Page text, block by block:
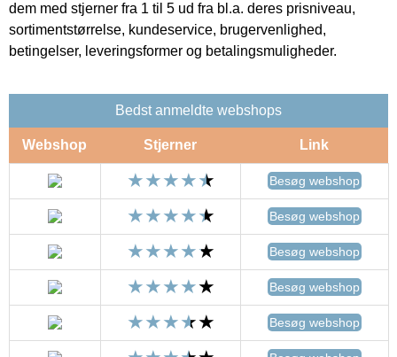
dem med stjerner fra 1 til 5 ud fra bl.a. deres prisniveau,
sortimentstørrelse, kundeservice, brugervenlighed,
betingelser, leveringsformer og betalingsmuligheder.
Bedst anmeldte webshops
Webshop Stjerner Link
Besøg webshop
Besøg webshop
Besøg webshop
Besøg webshop
Besøg webshop